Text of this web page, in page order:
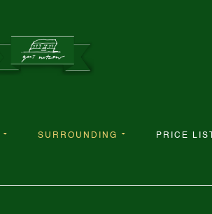
SURROUNDING PRICE LIST